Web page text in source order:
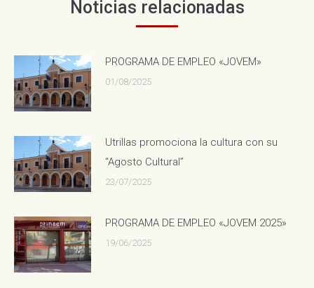
Noticias relacionadas
PROGRAMA DE EMPLEO «JOVEM»
01/08/2025
Utrillas promociona la cultura con su
“Agosto Cultural”
23/07/2025
PROGRAMA DE EMPLEO «JOVEM 2025»
19/06/2025